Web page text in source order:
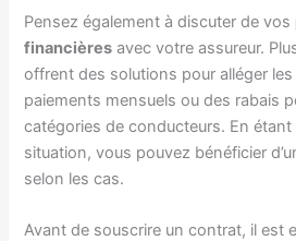
Pensez également à discuter de vos
financières avec votre assureur.
offrent des solutions pour alléger
paiements mensuels ou des rabais
catégories de conducteurs. En
situation, vous pouvez bénéficier
selon les cas.
Avant de souscrire un contrat, il est